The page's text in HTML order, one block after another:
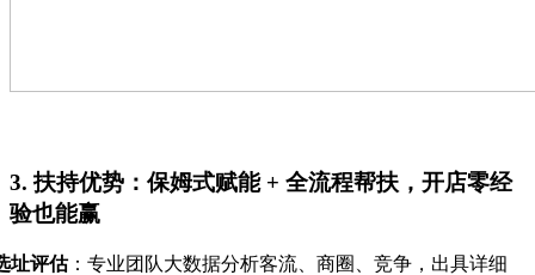
3. 扶持优势：保姆式赋能 + 全流程帮扶，开店零经
验也能赢
址评估：专业团队大数据分析客流、商圈、竞争，出具详细